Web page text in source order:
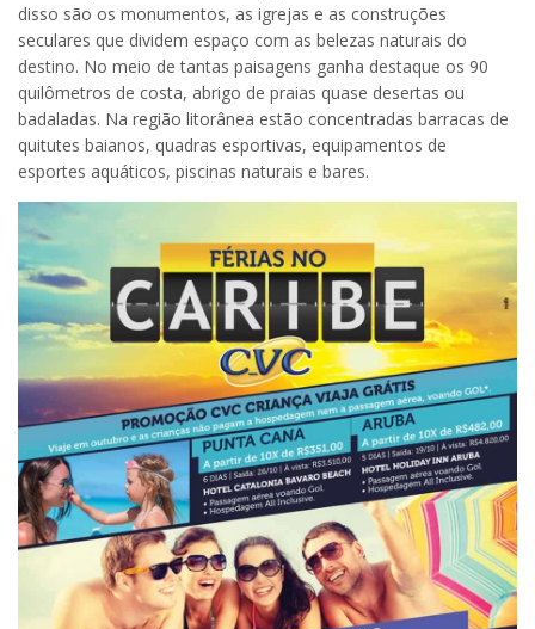
disso são os monumentos, as igrejas e as construções
seculares que dividem espaço com as belezas naturais do
destino. No meio de tantas paisagens ganha destaque os 90
quilômetros de costa, abrigo de praias quase desertas ou
badaladas. Na região litorânea estão concentradas barracas de
quitutes baianos, quadras esportivas, equipamentos de
esportes aquáticos, piscinas naturais e bares.